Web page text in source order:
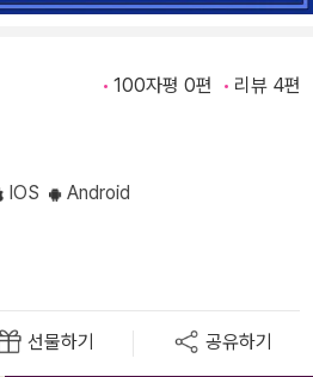
100자평 0편 리뷰 4편
IOS
Android
선물하기 공유하기